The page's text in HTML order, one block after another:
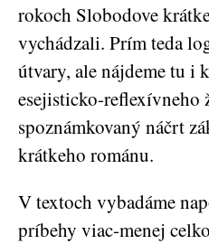
rokoch Slobodove
vychádzali. Prím teda
útvary, ale nájdeme tu i
esejisticko-reflexívneho
spoznámkovaný náčrt
krátkeho románu.
V textoch vybadáme
príbehy viac-menej